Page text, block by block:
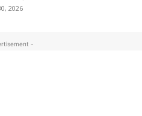
2026
-